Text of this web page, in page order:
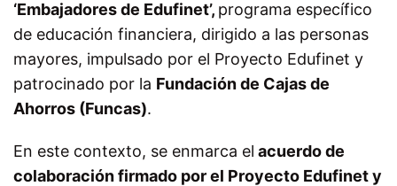
‘Embajadores de Edufinet’, programa específico
de educación financiera, dirigido a las personas
mayores, impulsado por el Proyecto Edufinet y
patrocinado por la Fundación de Cajas de
Ahorros (Funcas).
En este contexto, se enmarca el acuerdo de
colaboración firmado por el Proyecto Edufinet y